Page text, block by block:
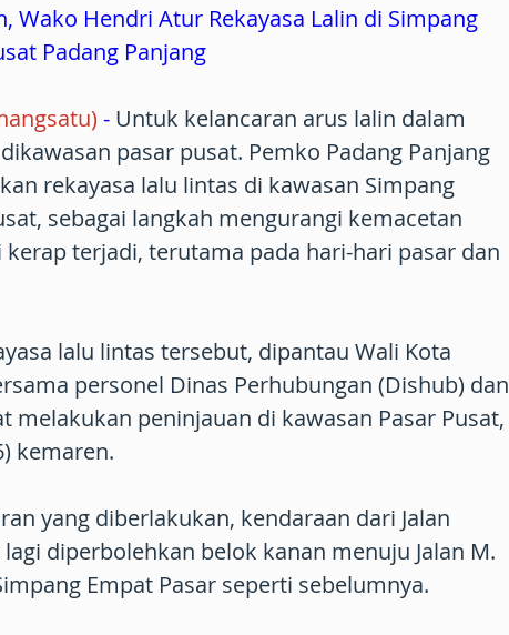
Wako Hendri Atur Rekayasa Lalin di Simpang
Padang Panjang
- Untuk kelancaran arus lalin dalam
pasar pusat. Pemko Padang Panjang
rekayasa lalu lintas di kawasan Simpang
sebagai langkah mengurangi kemacetan
kerap terjadi, terutama pada hari-hari pasar dan
lalu lintas tersebut, dipantau Wali Kota
personel Dinas Perhubungan (Dishub) dan
melakukan peninjauan di kawasan Pasar Pusat,
kemaren.
yang diberlakukan, kendaraan dari Jalan
diperbolehkan belok kanan menuju Jalan M.
Empat Pasar seperti sebelumnya.